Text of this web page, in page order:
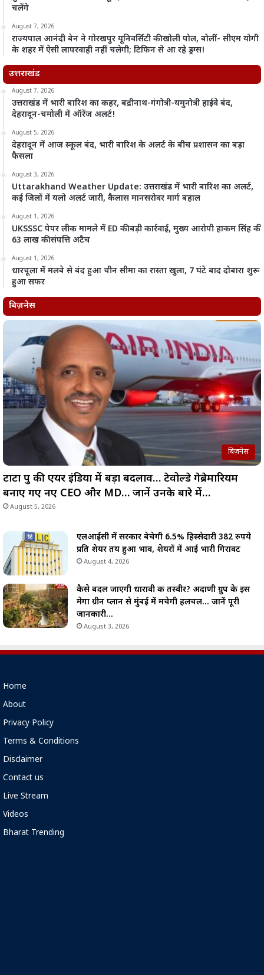
चलेंगे
August 7, 2026
राज्यपाल आनंदी बेन ने गोरखपुर यूनिवर्सिटी की खोली पोल, बोलीं- सीएम योगी
के शहर में ऐसी लापरवाही नहीं चलेगी; टिफिन से आ रहे ड्रग्स!
उत्तराखंड
August 7, 2026
उत्तराखंड में भारी बारिश का कहर, बद्रीनाथ-गंगोत्री-यमुनोत्री हाईवे बंद,
देहरादून-चमोली में ऑरेंज अलर्ट!
August 5, 2026
देहरादून में आज स्कूल बंद, भारी बारिश के अलर्ट के बीच प्रशासन का बड़ा
फैसला
August 3, 2026
Uttarakhand Weather Update: उत्तराखंड में भारी बारिश का अलर्ट,
कई जिलों में यलो अलर्ट जारी, कैलास मानसरोवर मार्ग बहाल
August 1, 2026
UKSSSC पेपर लीक मामले में ED की बड़ी कार्रवाई, मुख्य आरोपी हाकम सिंह की
63 लाख की संपत्ति अटैच
August 1, 2026
धारचूला में मलबे से बंद हुआ चीन सीमा का रास्ता खुला, 7 घंटे बाद दोबारा शुरू
हुआ सफर
बिज़नेस
बिज़नेस
टाटा ग्रुप की एयर इंडिया में बड़ा बदलाव… टेवोल्डे गेब्रेमारियम
बनाए गए नए CEO और MD… जानें उनके बारे में…
August 5, 2026
एलआईसी में सरकार बेचेगी 6.5% हिस्सेदारी 382 रुपये
प्रति शेयर तय हुआ भाव, शेयरों में आई भारी गिरावट
August 4, 2026
कैसे बदल जाएगी धारावी की तस्वीर? अदाणी ग्रुप के इस
मेगा ग्रीन प्लान से मुंबई में मचेगी हलचल… जानें पूरी
जानकारी…
August 3, 2026
Home
About
Privacy Policy
Terms & Conditions
Disclaimer
Contact us
Live Stream
Videos
Bharat Trending